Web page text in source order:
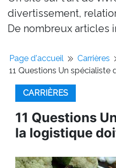
divertissement,
De nombreux articles
Page d'accueil
Carrières
11 Questions Un
CARRIÈRES
11 Questions
la logistique